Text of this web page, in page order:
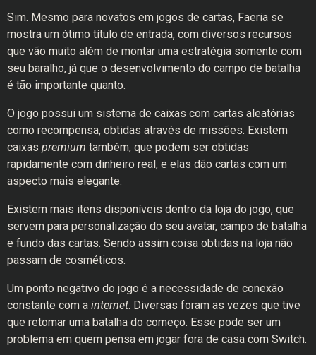
Sim. Mesmo para novatos em jogos de cartas, Faeria se
mostra um ótimo título de entrada, com diversos recursos
que vão muito além de montar uma estratégia somente com
seu baralho, já que o desenvolvimento do campo de batalha
é tão importante quanto.
O jogo possui um sistema de caixas com cartas aleatórias
como recompensa, obtidas através de missões. Existem
caixas premium também, que podem ser obtidas
rapidamente com dinheiro real, e elas dão cartas com um
aspecto mais elegante.
Existem mais itens disponíveis dentro da loja do jogo, que
servem para personalização do seu avatar, campo de batalha
e fundo das cartas. Sendo assim coisa obtidas na loja não
passam de cosméticos.
Um ponto negativo do jogo é a necessidade de conexão
constante com a internet. Diversas foram as vezes que tive
que retomar uma batalha do começo. Esse pode ser um
problema em quem pensa em jogar fora de casa com Switch.